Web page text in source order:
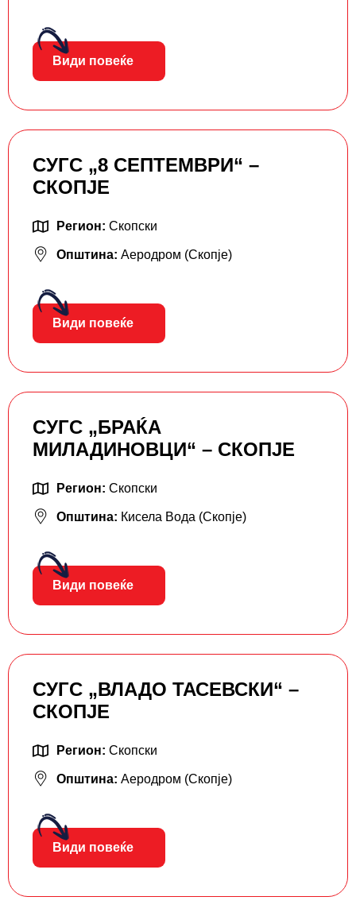
Види повеќе
СУГС „8 СЕПТЕМВРИ“ –
СКОПЈЕ
Регион: Скопски
Општина: Аеродром (Скопје)
Види повеќе
СУГС „БРАЌА
МИЛАДИНОВЦИ“ – СКОПЈЕ
Регион: Скопски
Општина: Кисела Вода (Скопје)
Види повеќе
СУГС „ВЛАДО ТАСЕВСКИ“ –
СКОПЈЕ
Регион: Скопски
Општина: Аеродром (Скопје)
Види повеќе